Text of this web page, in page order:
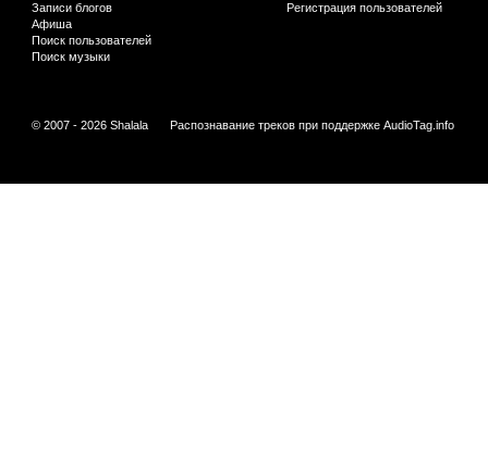
Записи блогов
Афиша
Поиск пользователей
Поиск музыки
Регистрация пользователей
© 2007 - 2026 Shalala Распознавание треков при поддержке AudioTag.info